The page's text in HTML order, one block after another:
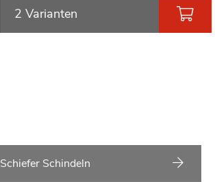
2 Varianten
Schiefer Schindeln